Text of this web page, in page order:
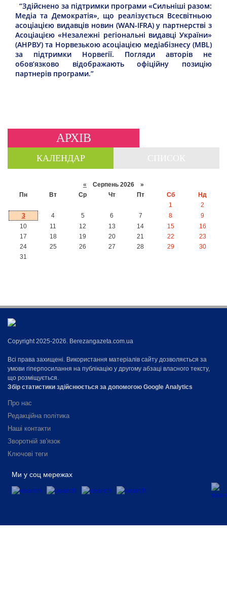
“Здійснено за підтримки програми «Сильніші разом:
Медіа та Демократія», що реалізується Всесвітньою
асоціацією видавців новин (WAN-IFRA) у партнерстві з
Асоціацією «Незалежні регіональні видавці України»
(АНРВУ) та Норвезькою асоціацією медіабізнесу (MBL)
за підтримки Норвегії. Погляди авторів не
обов’язково відображають офіційну позицію
партнерів програми.”
АРХІВ
КАЛЕНДАР
« Серпень 2026 »
Пн
Вт Ср Чт Пт Сб
Нд
1
2
3
4 5 6 7 8
9
10
11 12 13 14 15
16
17
18 19 20 21 22
23
24
25 26 27 28 29
30
31
Copyright 2025-2026. Berezangazeta.com.ua
Всі права захищені. Використання матеріалів сайту дозволяється за
умови гіперпосилання на публікацію у другому абзаці власного тексту,
що розміщується.
Збір статистики здійснюється за допомогою Google Analytics
Про нас
Редакційна політика
Наші контакти
Зворотній зв'язок
Ключові теги
Ми у соц мережах